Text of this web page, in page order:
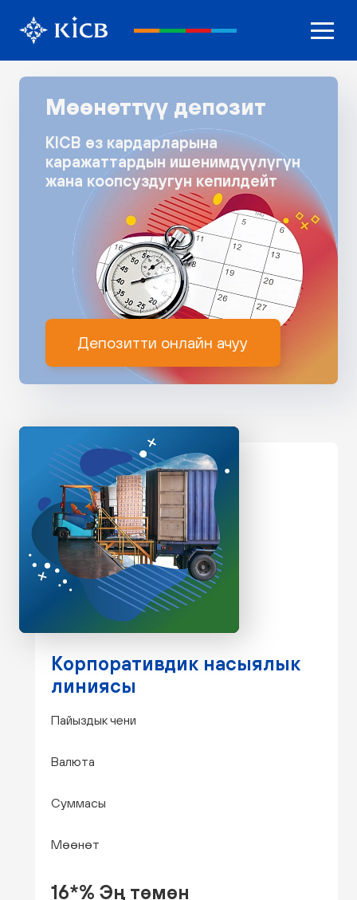
Мөөнөттүү депозит
KICB өз кардарларына
каражаттардын ишенимдүүлүгүн
жана коопсуздугун кепилдейт
Депозитти онлайн ачуу
Корпоративдик насыялык
линиясы
Пайыздык чени
Валюта
Суммасы
Мөөнөт
16*% Эң төмөн